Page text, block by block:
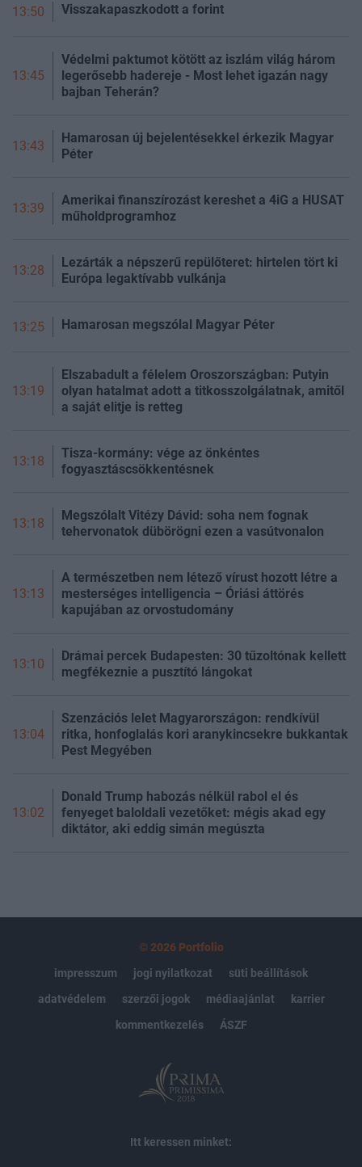
13:50 Visszakapaszkodott a forint
13:45
Védelmi paktumot kötött az iszlám világ három
legerősebb hadereje - Most lehet igazán nagy
bajban Teherán?
13:43
Hamarosan új bejelentésekkel érkezik Magyar
Péter
13:39
Amerikai finanszírozást kereshet a 4iG a HUSAT
műholdprogramhoz
13:28
Lezárták a népszerű repülőteret: hirtelen tört ki
Európa legaktívabb vulkánja
13:25 Hamarosan megszólal Magyar Péter
13:19
Elszabadult a félelem Oroszországban: Putyin
olyan hatalmat adott a titkosszolgálatnak, amitől
a saját elitje is retteg
13:18
Tisza-kormány: vége az önkéntes
fogyasztáscsökkentésnek
13:18
Megszólalt Vitézy Dávid: soha nem fognak
tehervonatok dübörögni ezen a vasútvonalon
13:13
A természetben nem létező vírust hozott létre a
mesterséges intelligencia – Óriási áttörés
kapujában az orvostudomány
13:10
Drámai percek Budapesten: 30 tűzoltónak kellett
megfékeznie a pusztító lángokat
13:04
Szenzációs lelet Magyarországon: rendkívül
ritka, honfoglalás kori aranykincsekre bukkantak
Pest Megyében
13:02
Donald Trump habozás nélkül rabol el és
fenyeget baloldali vezetőket: mégis akad egy
diktátor, aki eddig simán megúszta
© 2026 Portfolio
impresszum
jogi nyilatkozat
süti beállítások
adatvédelem
szerzői jogok médiaajánlat
karrier
kommentkezelés
ÁSZF
Itt keressen minket: